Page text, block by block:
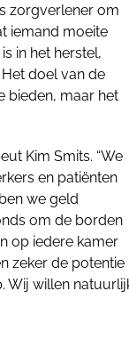
zorgverlener om
iemand moeite
in het herstel,
doel van de
bieden, maar het
Kim Smits. “We
en patiënten
we geld
om de borden
op iedere kamer
zeker de potentie
Wij willen